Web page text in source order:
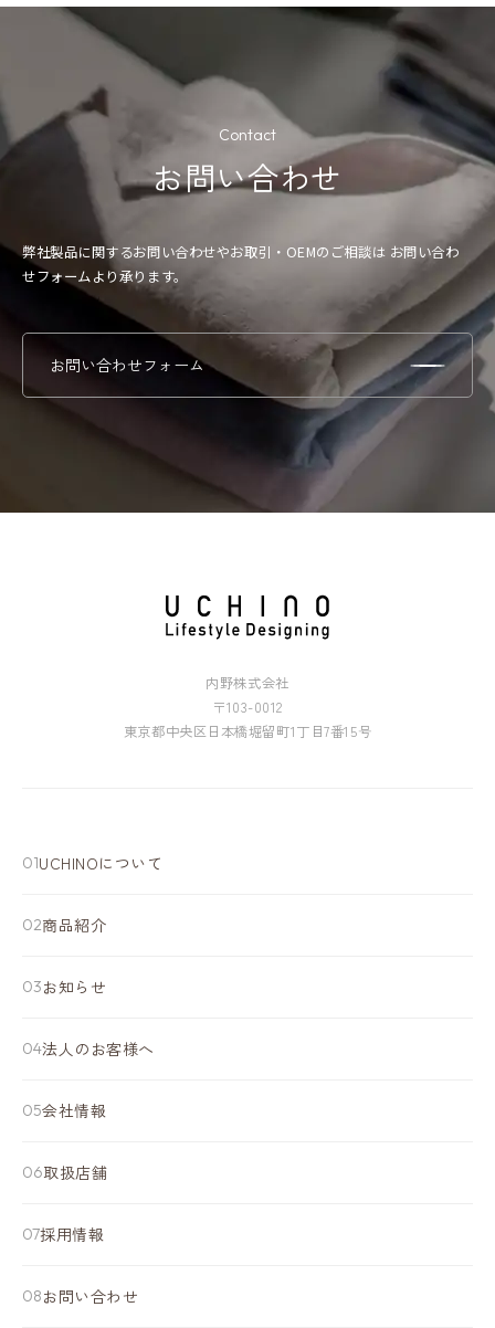
当然毎年計画は持って採用を行っていますが、絶対その
人数という決まりはありません。面接を通して、我々と
一緒に働いていただきたい！と思う方がいればそれが採
用人数に繋がります。
資格を持っていると就職活動に有利ですか？
採用の時点において、資格の有無は選考の中で参考には
致しますが、合否を決定する要素にはなりません。資格
は持っているだけでは意味が無く、その資格の知識を仕
事上で如何に発揮するかが重要です。つまり入社後の話
で、採用における有利・不利は無く、あくまでも“人物
重視”の選考となっております。
面接はどのような形式で行われるのですか？
基本的に1次面接は集団面接を実施しており、2次面接以
降は個人面接となります。但し、その年度によって変わ
る事もありますのでご注意下さい。又、面接の場は“学
生の皆様と会社サイドのコミュニケーションの場”と位
置付けておりますので、対話形式で行っております。少
しでもお互いが認識を深められればと考えております。
短期大学・専門学校（卒業予定）の学生の採用はどう
なのでしょうか？
４年制大学と全く変わらない選考を行っております。選
考段階における有利・不利は全くありませんので、是非
海外の関連会社での採用は行っているのですか？
採用はそれぞれ現地で行っております。国内での採用に
ついては通常は国内の事業所の勤務となりますが、国内
で採用された社員が出向という形で赴任するケースも一
入社後の研修について教えてください。
入社して即配属！ということはなく、1ヵ月は集合研修
現場に仮配属して研修を受けてもらいます。eラーニン
グなども導入しており、研修の充実を図っていますので
皆様の職種の希望については、採用の段階（面接）でど
のような仕事がしたいのか？を必ずお聞きしています。
の希望だけでなく様々な条件の中で決定致しますので、
必ずしも希望通りの配属になるとは限りません。ジョブ
語学力を活かせる部署はありますか？
基本的には日本語での対応が殆どですが、当社は海外に
工場を持ち、生産拠点も多くが海外です。海外ライセン
らに増えていくことと思います。
ません。社員個々の能力が評価され、年次・社歴に関係
年齢層の人が働いていますので、多様な価値観や考え方
リモートワークは可能ですか？
性の向上」を目的としてリモートワークを導入していま
導入しており、在宅での勤務を円滑に進められるように
9:15～17:30の所定労働時間7時間15分が基本シフトで
ンスを意識した働き方ができるようにしています。
育休取得率を教えてください。
得した方で2018~2023年の直近5年については全員が職
ら元気に働いています。男性についても直近5年で60%
す。
合わせていただければ好きな服装や髪色でおしゃれを楽
Contact
お問い合わせ
弊社製品に関するお問い合わせやお取引・OEMのご相談は お問い合わ
せフォームより承ります。
お問い合わせフォーム
内野株式会社
〒103-0012
東京都中央区日本橋堀留町1丁目7番15号
UCHINOについて
取扱店舗
商品紹介
採用情報
お知らせ
お問い合わせ
法人のお客様へ
会社情報